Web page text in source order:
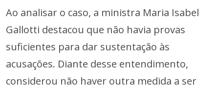
Ao analisar o caso, a ministra Maria Isabel
Gallotti destacou que não havia provas
suficientes para dar sustentação às
acusações. Diante desse entendimento,
considerou não haver outra medida a ser